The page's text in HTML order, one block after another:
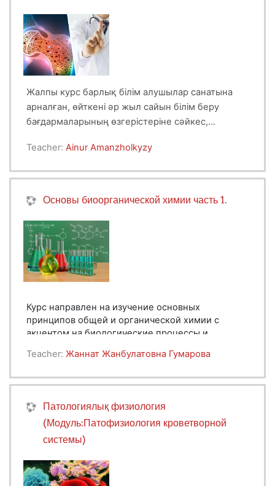
Жалпы курс барлық білім алушылар санатына
арналған, өйткені әр жыл сайын білім беру
бағдармаларының өзгерістеріне сәйкес,
тәжірибелермен толықтыру болып табылады.
дәрігерлермен және ғалымдар өз біліктіліктерін
арттыруда таптырмас құрал. Сүйек тінінің
остеопороздың алдын-алу ДДҰ-ң басты міндеті
болып отыр.
Teacher: Ainur Amanzholkyzy
Основы биоорганической химии часть 1.
Курс направлен на изучение основных
принципов общей и органической химии с
акцентом на биологические процессы и
познакомятся с фундаментальными понятиями
соединений, а также с ролью биоорганических
Teacher: Жаннат Жанбулатовна Гумарова
Патологиялық физиология
(Модуль:Патофизиология кроветворной
системы)